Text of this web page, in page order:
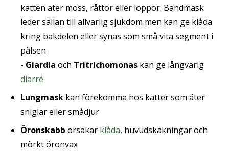
katten äter möss, råttor eller loppor. Bandmask
leder sällan till allvarlig sjukdom men kan ge klåda
kring bakdelen eller synas som små vita segment i
pälsen
- Giardia och Tritrichomonas kan ge långvarig
diarré
Lungmask kan förekomma hos katter som äter
sniglar eller smådjur
Öronskabb orsakar klåda, huvudskakningar och
mörkt öronvax